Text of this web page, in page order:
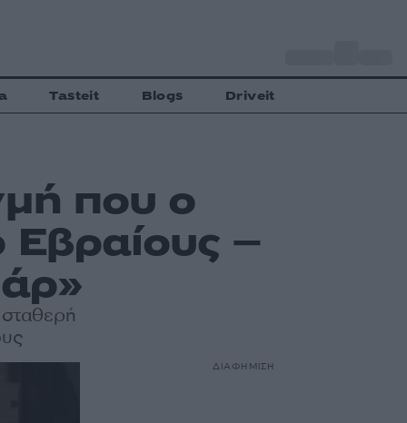
Tasteit Blogs Driveit
που ο
Εβραίους –
ΔΙΑΦΗΜΙΣΗ